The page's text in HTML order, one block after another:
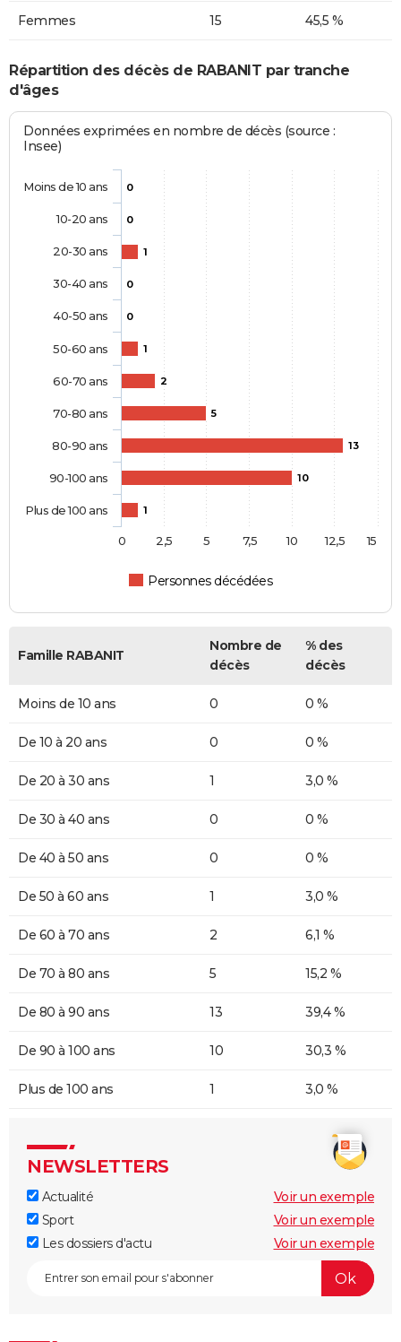
Femmes 15 45,5 %
Répartition des décès de RABANIT par tranche
d'âges
Données exprimées en nombre de décès (source :
Insee)
0
0
1
0
0
1
2
5
13
10
1
Personnes décédées
Moins de 10 ans
10-20 ans
20-30 ans
30-40 ans
40-50 ans
50-60 ans
60-70 ans
70-80 ans
80-90 ans
90-100 ans
Plus de 100 ans
0 2,5 5 7,5 10 12,5 15
Famille RABANIT
Nombre de
décès
% des
décès
Moins de 10 ans 0 0 %
De 10 à 20 ans 0 0 %
De 20 à 30 ans 1 3,0 %
De 30 à 40 ans 0 0 %
De 40 à 50 ans 0 0 %
De 50 à 60 ans 1 3,0 %
De 60 à 70 ans 2 6,1 %
De 70 à 80 ans 5 15,2 %
De 80 à 90 ans 13 39,4 %
De 90 à 100 ans 10 30,3 %
Plus de 100 ans 1 3,0 %
NEWSLETTERS
Actualité
Voir un exemple
Sport
Voir un exemple
Les dossiers d'actu
Voir un exemple